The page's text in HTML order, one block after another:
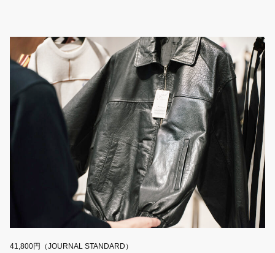
41,800円（JOURNAL STANDARD）